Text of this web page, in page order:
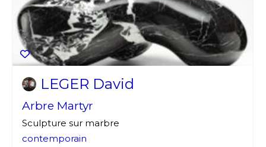
LEGER David
Arbre Martyr
Sculpture sur marbre
contemporain